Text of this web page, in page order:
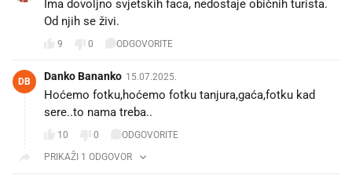
Ima dovoljno svjetskih faca, nedostaje običnih turista.
Od njih se živi.
9 0 ODGOVORITE
DB Danko Bananko 15.07.2025.
Hoćemo fotku,hoćemo fotku tanjura,gaća,fotku kad
sere..to nama treba..
10 0
ODGOVORITE
PRIKAŽI 1 ODGOVOR